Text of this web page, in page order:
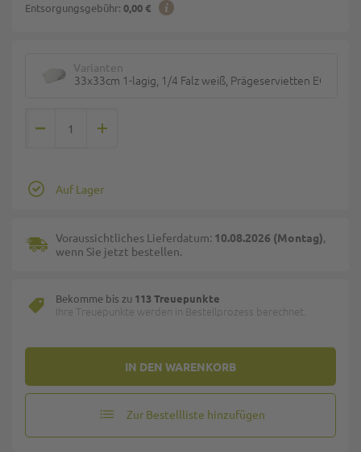
Entsorgungsgebühr: 0,00 €
Varianten
33x33cm 1-lagig, 1/4 Falz weiß, Prägeservietten ECO TOP
IN DEN WARENKORB
Auf Lager
Voraussichtliches Lieferdatum: 10.08.2026 (Montag),
wenn Sie jetzt bestellen.
Bekomme bis zu 113 Treuepunkte
Ihre Treuepunkte werden in Bestellprozess berechnet.
Zur Bestellliste hinzufügen